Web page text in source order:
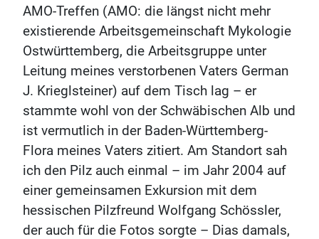
AMO-Treffen (AMO: die längst nicht mehr
existierende Arbeitsgemeinschaft Mykologie
Ostwürttemberg, die Arbeitsgruppe unter
Leitung meines verstorbenen Vaters German
J. Krieglsteiner) auf dem Tisch lag – er
stammte wohl von der Schwäbischen Alb und
ist vermutlich in der Baden-Württemberg-
Flora meines Vaters zitiert. Am Standort sah
ich den Pilz auch einmal – im Jahr 2004 auf
einer gemeinsamen Exkursion mit dem
hessischen Pilzfreund Wolfgang Schössler,
der auch für die Fotos sorgte – Dias damals,